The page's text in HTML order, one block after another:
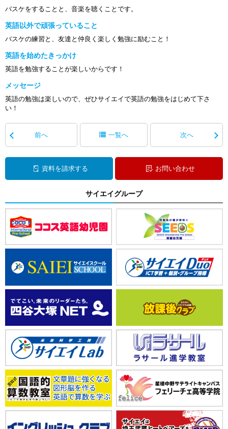
バスケをすることと、音楽を聴くことです。
英語以外で頑張っていること
バスケの練習と、友達と仲良く楽しく勉強に励むこと！
英語を始めたきっかけ
英語を勉強することが楽しいからです！
メッセージ
英語の勉強は楽しいので、ぜひサイエイで英語の勉強をはじめて下さ
い！
前へ 一覧へ 次へ
資料を請求する お問い合わせ
サイエイグループ